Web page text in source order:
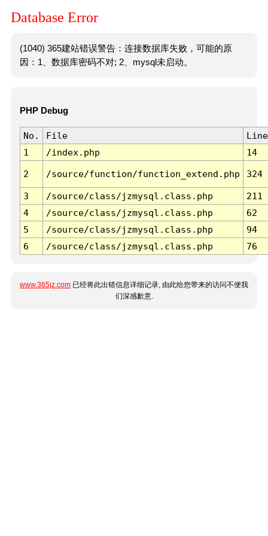
Database Error
(1040) 365建站错误警告：连接数据库失败，可能的原
因：1、数据库密码不对; 2、mysql未启动。
PHP Debug
No. File
Line
1
/index.php 14
2 /source/function/function_extend.php 324
3 /source/class/jzmysql.class.php
211
4
/source/class/jzmysql.class.php
62
5
/source/class/jzmysql.class.php
94
6
/source/class/jzmysql.class.php 76
www.365jz.com 已经将此出错信息详细记录, 由此给您带来的访问不便我
们深感歉意.